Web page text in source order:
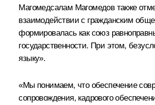
Магомедсалам Магомедов также
взаимодействии с гражданским
формировалась как союз
государственности. При этом,
языку».
«Мы понимаем, что обеспечение
сопровождения, кадрового